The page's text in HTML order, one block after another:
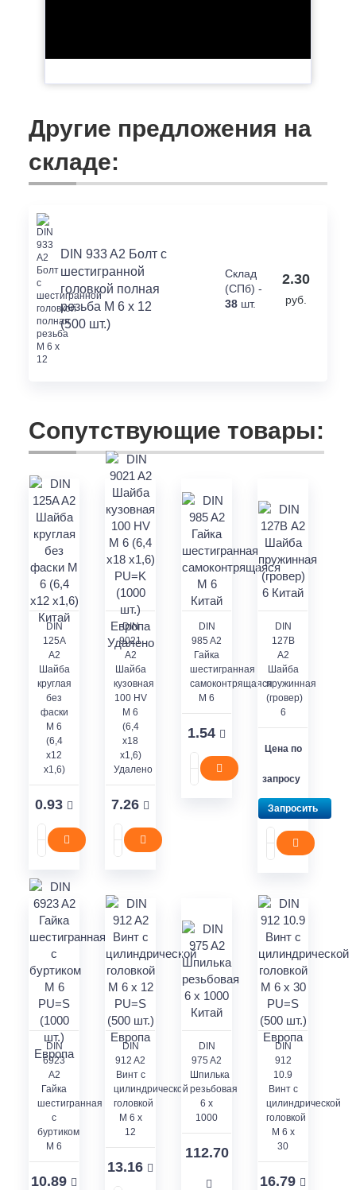
Другие предложения на
складе:
DIN 933 A2 Болт с
шестигранной
головкой полная
резьба M 6 x 12
(500 шт.)
Склад
(СПб) -
38 шт.
2.30
руб.
Сопутствующие товары:
DIN
125A
A2
Шайба
круглая
без
фаски
M 6
(6,4
x12
x1,6)
0.93
DIN
9021
A2
Шайба
кузовная
100 HV
М 6
(6,4
x18
x1,6)
Удалено
7.26
DIN
985 A2
Гайка
шестигранная
самоконтрящаяся
M 6
1.54
DIN
127В
А2
Шайба
пружинная
(гровер)
6
Цена по
запросу
Запросить
DIN
6923
A2
Гайка
шестигранная
с
буртиком
M 6
10.89
DIN
912 A2
Винт с
цилиндрической
головкой
M 6 x
12
13.16
DIN
975 A2
Шпилька
резьбовая
6 х
1000
112.70
DIN
912
10.9
Винт с
цилиндрической
головкой
M 6 x
30
16.79